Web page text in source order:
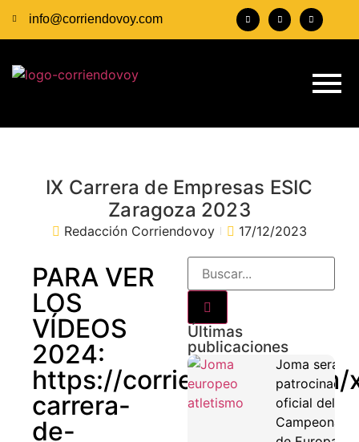
info@corriendovoy.com
IX Carrera de Empresas ESIC
Zaragoza 2023
Redacción Corriendovoy 17/12/2023
PARA VER
LOS
VÍDEOS
2024:
https://corriendovoy.com/
carrera-
de-
Últimas
publicaciones
Joma será
patrocinador
oficial del
Campeonato